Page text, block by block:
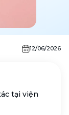
12/06/2026
tại viện